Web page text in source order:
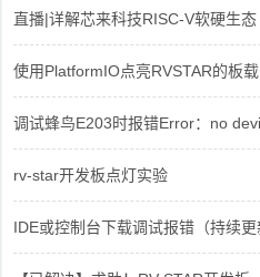
直播|详解芯来科技RISC-V软硬生态
使用PlatformIO点亮RVSTAR的板
调试蜂鸟E203时报错Error：no
rv-star开发板点灯实验
IDE或控制台下载调试报错（持续更